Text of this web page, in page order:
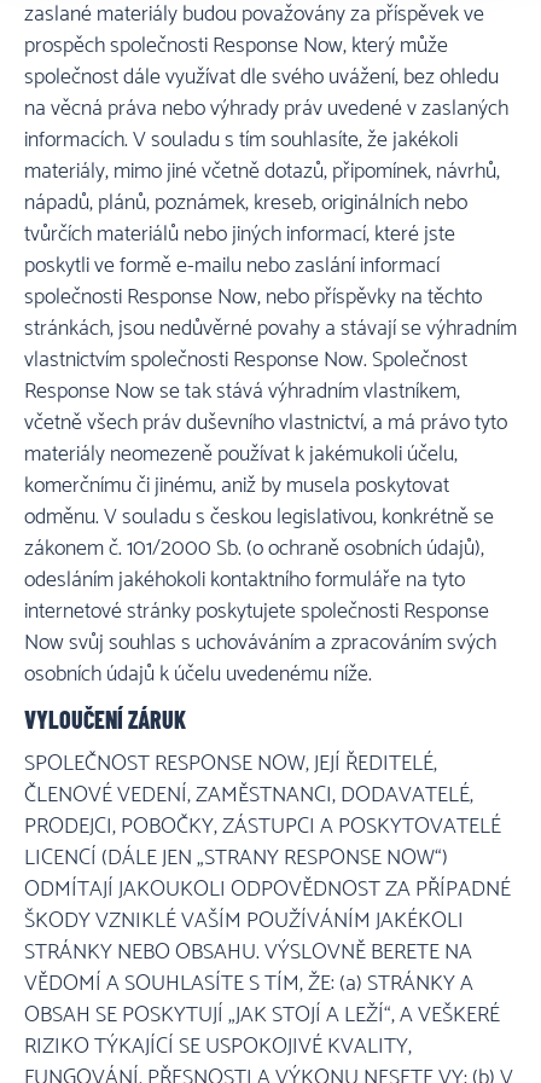
zaslané materiály budou považovány za příspěvek ve
prospěch společnosti Response Now, který může
společnost dále využívat dle svého uvážení, bez ohledu
na věcná práva nebo výhrady práv uvedené v zaslaných
informacích. V souladu s tím souhlasíte, že jakékoli
materiály, mimo jiné včetně dotazů, připomínek, návrhů,
nápadů, plánů, poznámek, kreseb, originálních nebo
tvůrčích materiálů nebo jiných informací, které jste
poskytli ve formě e-mailu nebo zaslání informací
společnosti Response Now, nebo příspěvky na těchto
stránkách, jsou nedůvěrné povahy a stávají se výhradním
vlastnictvím společnosti Response Now. Společnost
Response Now se tak stává výhradním vlastníkem,
včetně všech práv duševního vlastnictví, a má právo tyto
materiály neomezeně používat k jakémukoli účelu,
komerčnímu či jinému, aniž by musela poskytovat
odměnu. V souladu s českou legislativou, konkrétně se
zákonem č. 101/2000 Sb. (o ochraně osobních údajů),
odesláním jakéhokoli kontaktního formuláře na tyto
internetové stránky poskytujete společnosti Response
Now svůj souhlas s uchováváním a zpracováním svých
osobních údajů k účelu uvedenému níže.
VYLOUČENÍ ZÁRUK
SPOLEČNOST RESPONSE NOW, JEJÍ ŘEDITELÉ,
ČLENOVÉ VEDENÍ, ZAMĚSTNANCI, DODAVATELÉ,
PRODEJCI, POBOČKY, ZÁSTUPCI A POSKYTOVATELÉ
LICENCÍ (DÁLE JEN „STRANY RESPONSE NOW“)
ODMÍTAJÍ JAKOUKOLI ODPOVĚDNOST ZA PŘÍPADNÉ
ŠKODY VZNIKLÉ VAŠÍM POUŽÍVÁNÍM JAKÉKOLI
STRÁNKY NEBO OBSAHU. VÝSLOVNĚ BERETE NA
VĚDOMÍ A SOUHLASÍTE S TÍM, ŽE: (a) STRÁNKY A
OBSAH SE POSKYTUJÍ „JAK STOJÍ A LEŽÍ“, A VEŠKERÉ
RIZIKO TÝKAJÍCÍ SE USPOKOJIVÉ KVALITY,